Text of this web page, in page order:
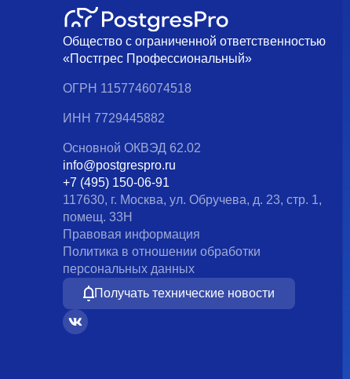
Общество с ограниченной ответственностью
«Постгрес Профессиональный»
ОГРН 1157746074518
ИНН 7729445882
Основной ОКВЭД 62.02
info@postgrespro.ru
+7 (495) 150-06-91
117630, г. Москва, ул. Обручева, д. 23, стр. 1,
помещ. 33Н
Правовая информация
Политика в отношении обработки
персональных данных
Получать технические новости